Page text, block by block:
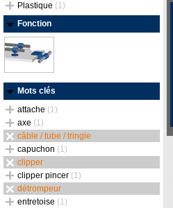
Plastique (1)
Fonction
Mots clés
attache (1)
axe (1)
câble / tube / tringle
capuchon (1)
clipper
clipper pincer (1)
détrompeur
entretoise (1)